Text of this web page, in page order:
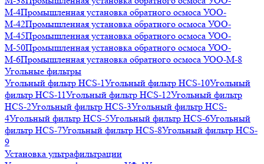
М-4Промышленная установка обратного осмоса УОО-
М-42Промышленная установка обратного осмоса УОО-
М-45Промышленная установка обратного осмоса УОО-
М-50Промышленная установка обратного осмоса УОО-
М-6Промышленная установка обратного осмоса УОО-М-8
Угольные фильтры
Угольный фильтр HСS-1Угольный фильтр HСS-10Угольный
фильтр HСS-11Угольный фильтр HСS-12Угольный фильтр
HСS-2Угольный фильтр HСS-3Угольный фильтр HСS-
4Угольный фильтр HСS-5Угольный фильтр HСS-6Угольный
фильтр HСS-7Угольный фильтр HСS-8Угольный фильтр HСS-
9
Установка ультрафильтрации